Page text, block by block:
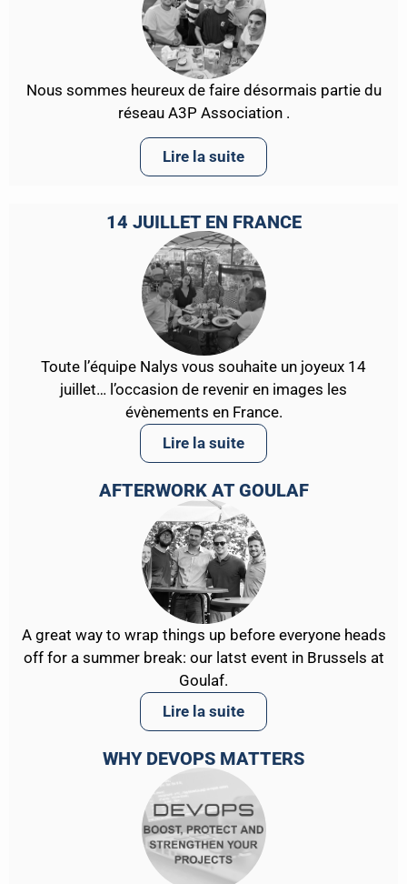
Nous sommes heureux de faire désormais partie du
réseau A3P Association .
Lire la suite
14 JUILLET EN FRANCE
Toute l’équipe Nalys vous souhaite un joyeux 14
juillet… l’occasion de revenir en images les
évènements en France.
Lire la suite
AFTERWORK AT GOULAF
A great way to wrap things up before everyone heads
off for a summer break: our latst event in Brussels at
Goulaf.
Lire la suite
WHY DEVOPS MATTERS